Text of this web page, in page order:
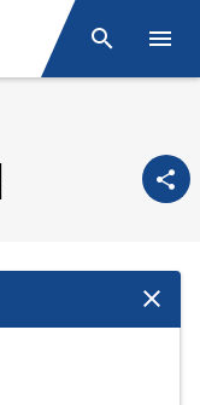
Otsing
Sulge